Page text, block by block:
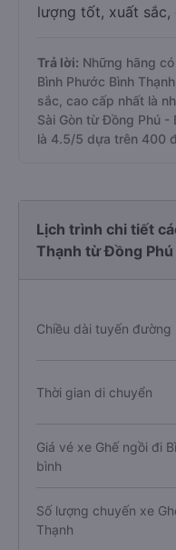
lượng tốt, xuất sắc,
Trả lời: Những hãng
Bình Phước Bình
sắc, cao cấp nhất là
Sài Gòn từ Đồng Phú
là 4.5/5 dựa trên 400
Lịch trình chi tiết
Thạnh từ Đồng Phú
Chiều dài tuyến đường
Thời gian di chuyển
Giá vé xe Ghế ngồi đi
bình
Số lượng chuyến xe
Thạnh